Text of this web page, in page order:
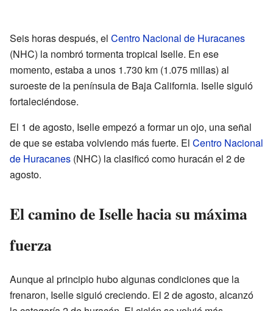
Seis horas después, el Centro Nacional de Huracanes
(NHC) la nombró tormenta tropical Iselle. En ese
momento, estaba a unos 1.730 km (1.075 millas) al
suroeste de la península de Baja California. Iselle siguió
fortaleciéndose.
El 1 de agosto, Iselle empezó a formar un ojo, una señal
de que se estaba volviendo más fuerte. El Centro Nacional
de Huracanes (NHC) la clasificó como huracán el 2 de
agosto.
El camino de Iselle hacia su máxima
fuerza
Aunque al principio hubo algunas condiciones que la
frenaron, Iselle siguió creciendo. El 2 de agosto, alcanzó